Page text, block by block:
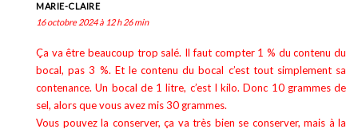
MARIE-CLAIRE
16 octobre 2024 à 12 h 26 min
Ça va être beaucoup trop salé. Il faut compter 1 % du contenu du
bocal, pas 3 %. Et le contenu du bocal c’est tout simplement sa
contenance. Un bocal de 1 litre, c’est I kilo. Donc 10 grammes de
sel, alors que vous avez mis 30 grammes.
Vous pouvez la conserver, ça va très bien se conserver, mais à la